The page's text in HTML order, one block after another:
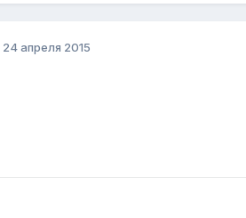
24 апреля 2015